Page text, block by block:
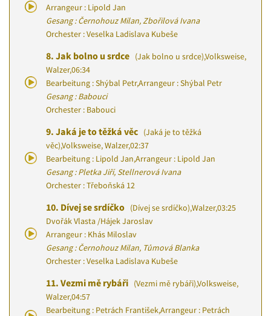
Arrangeur : Lipold Jan
Gesang : Černohouz Milan, Zbořilová Ivana
Orchester : Veselka Ladislava Kubeše
8. Jak bolno u srdce (Jak bolno u srdce),Volksweise,
Walzer,06:34
Bearbeitung : Shýbal Petr,Arrangeur : Shýbal Petr
Gesang : Babouci
Orchester : Babouci
9. Jaká je to těžká věc (Jaká je to těžká
věc),Volksweise, Walzer,02:37
Bearbeitung : Lipold Jan,Arrangeur : Lipold Jan
Gesang : Pletka Jiří, Stellnerová Ivana
Orchester : Třeboňská 12
10. Dívej se srdíčko (Dívej se srdíčko),Walzer,03:25
Dvořák Vlasta /Hájek Jaroslav
Arrangeur : Khás Miloslav
Gesang : Černohouz Milan, Tůmová Blanka
Orchester : Veselka Ladislava Kubeše
11. Vezmi mě rybáři (Vezmi mě rybáři),Volksweise,
Walzer,04:57
Bearbeitung : Petrách František,Arrangeur : Petrách